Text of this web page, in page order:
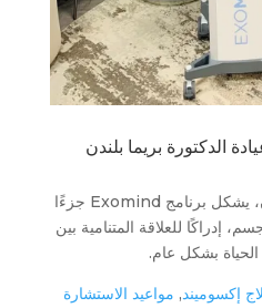
الدكتورة بريما بلندن
في عيادة الدكتورة بريما بلندن، يشكل برنامج Exomind جزءًا
إدراكًا للعلاقة المتنامية بين
الحياة بشكل عام.
إكسوميند, مواعيد الاستشارة